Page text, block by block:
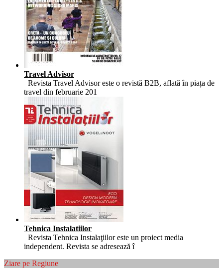
Travel Advisor
Revista Travel Advisor este o revistă B2B, aflată în piața de
travel din februarie 201
Tehnica Instalatiilor
Revista Tehnica Instalaţiilor este un proiect media
independent. Revista se adresează î
Ziare pe Regiune